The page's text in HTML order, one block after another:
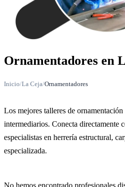
Ornamentadores en
Inicio/La Ceja/Ornamentadores
Los mejores talleres de ornamentación
intermediarios. Conecta directamente
especialistas en herrería estructural,
especializada.
No hemos encontrado profesionales